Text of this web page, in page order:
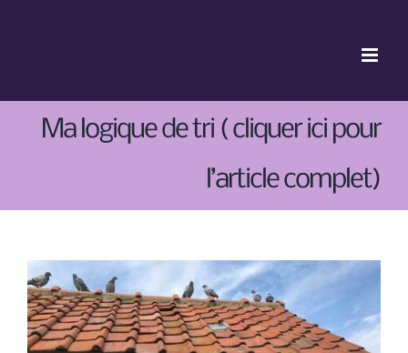
Ma logique de tri ( cliquer ici pour
l’article complet)